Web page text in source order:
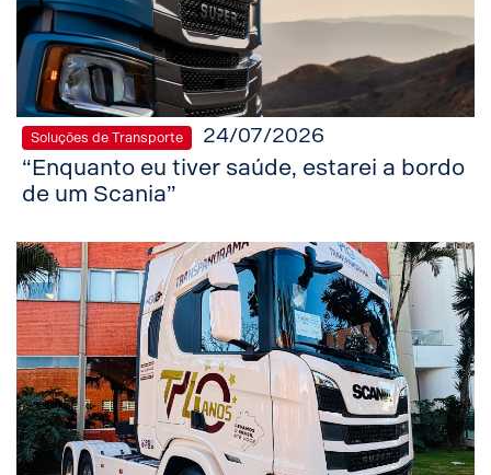
Soluções de Transporte 24/07/2026
“Enquanto eu tiver saúde, estarei a bordo
de um Scania”